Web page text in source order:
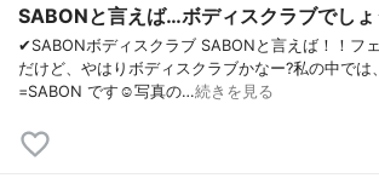
SABONと言えば…ボディスクラブでしょ
✔︎SABONボディスクラブ SABONと言えば！！フ
だけど、やはりボディスクラブかなー?私の中では
=SABON です☺️写真の…続きを見る